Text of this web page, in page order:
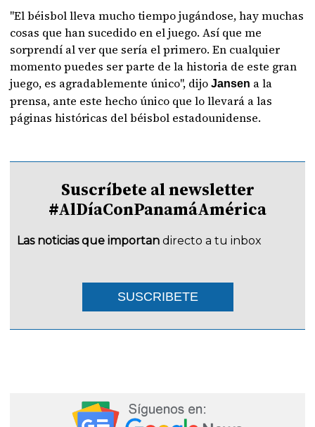
"El béisbol lleva mucho tiempo jugándose, hay muchas
cosas que han sucedido en el juego. Así que me
sorprendí al ver que sería el primero. En cualquier
momento puedes ser parte de la historia de este gran
juego, es agradablemente único", dijoJansen a la
prensa, ante este hecho único que lo llevará a las
páginas históricas del béisbol estadounidense.
Suscríbete al newsletter
#AlDíaConPanamáAmérica
Las noticias que importan directo a tu inbox
SUSCRIBETE